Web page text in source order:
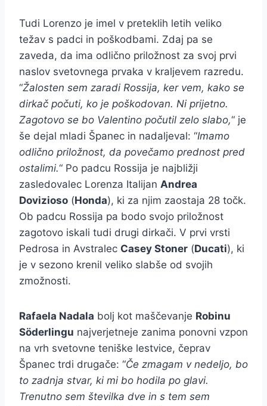
Tudi Lorenzo je imel v preteklih letih veliko
težav s padci in poškodbami. Zdaj pa se
zaveda, da ima odlično priložnost za svoj prvi
naslov svetovnega prvaka v kraljevem razredu.
“Žalosten sem zaradi Rossija, ker vem, kako se
dirkač počuti, ko je poškodovan. Ni prijetno.
Zagotovo se bo Valentino počutil zelo slabo,“ je
še dejal mladi Španec in nadaljeval: “Imamo
odlično priložnost, da povečamo prednost pred
ostalimi.“ Po padcu Rossija je najbližji
zasledovalec Lorenza Italijan Andrea
Dovizioso (Honda), ki za njim zaostaja 28 točk.
Ob padcu Rossija pa bodo svojo priložnost
zagotovo iskali tudi drugi dirkači. V prvi vrsti
Pedrosa in Avstralec Casey Stoner (Ducati), ki
je v sezono krenil veliko slabše od svojih
zmožnosti.
Rafaela Nadala bolj kot maščevanje Robinu
Söderlingu najverjetneje zanima ponovni vzpon
na vrh svetovne teniške lestvice, čeprav
Španec trdi drugače: “Če zmagam v nedeljo, bo
to zadnja stvar, ki mi bo hodila po glavi.
Trenutno sem številka dve in s tem sem